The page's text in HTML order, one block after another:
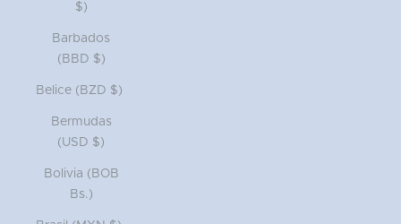
$)
Barbados
(BBD $)
Belice (BZD $)
Bermudas
(USD $)
Bolivia (BOB
Bs.)